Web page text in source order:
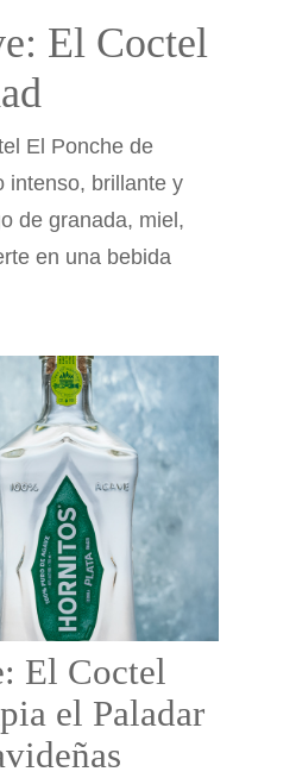
El Coctel
El Ponche de
intenso, brillante y
de granada, miel,
en una bebida
El Coctel
el Paladar